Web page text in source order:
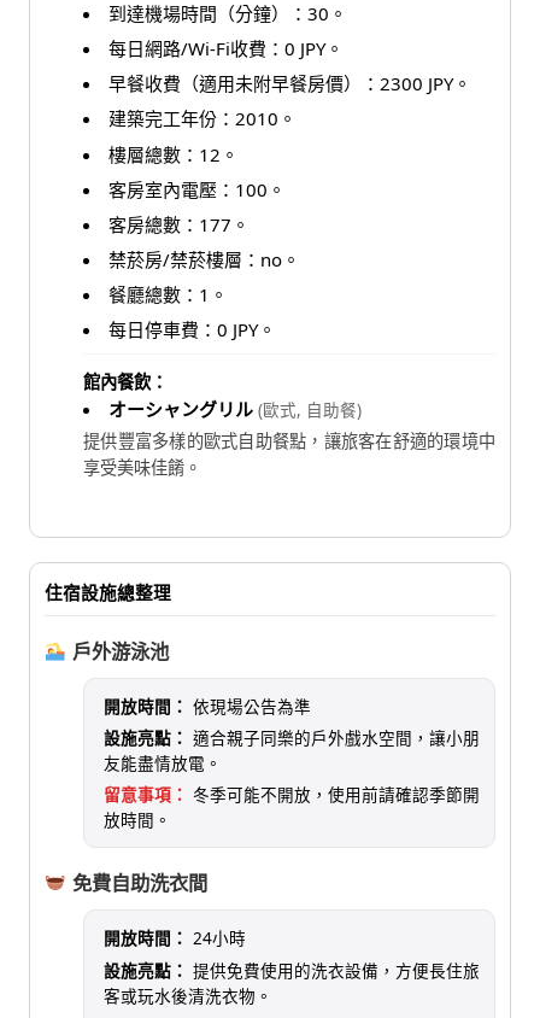
到達機場時間（分鐘）：30。
每日網路/Wi-Fi收費：0 JPY。
早餐收費（適用未附早餐房價）：2300 JPY。
建築完工年份：2010。
樓層總數：12。
客房室內電壓：100。
客房總數：177。
禁菸房/禁菸樓層：no。
餐廳總數：1。
每日停車費：0 JPY。
館內餐飲：
オーシャングリル (歐式, 自助餐)
提供豐富多樣的歐式自助餐點，讓旅客在舒適的環境中
享受美味佳餚。
住宿設施總整理
戶外游泳池
開放時間： 依現場公告為準
設施亮點： 適合親子同樂的戶外戲水空間，讓小朋
友能盡情放電。
留意事項： 冬季可能不開放，使用前請確認季節開
放時間。
免費自助洗衣間
開放時間： 24小時
設施亮點： 提供免費使用的洗衣設備，方便長住旅
客或玩水後清洗衣物。